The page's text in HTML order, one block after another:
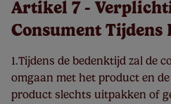
Artikel 7 -
Consument Tijdens
1.Tijdens de bedenktijd zal de
omgaan met het product en
product slechts uitpakken of